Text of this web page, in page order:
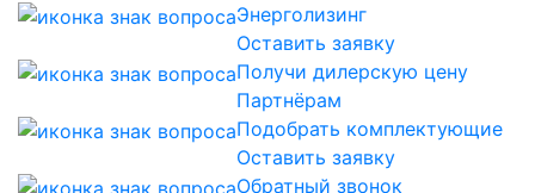
Энерголизинг
Оставить заявку
Получи дилерскую цену
Партнёрам
Подобрать комплектующие
Оставить заявку
Обратный звонок